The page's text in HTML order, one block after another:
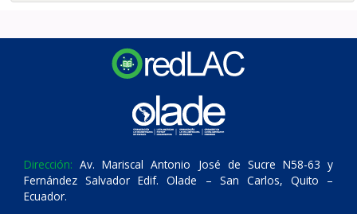
Dirección: Av. Mariscal Antonio José de Sucre N58-63 y
Fernández Salvador Edif. Olade – San Carlos, Quito –
Ecuador.